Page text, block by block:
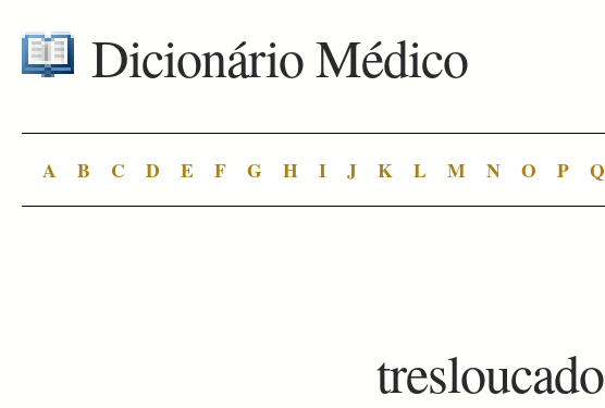
Dicionário Médico
A B C D E F G H I J K L M N O P Q
tresloucado